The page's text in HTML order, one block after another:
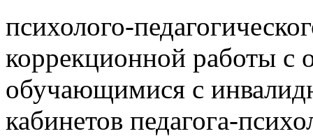
психолого-
коррекционной работы
обучающимися с
кабинетов педагога-